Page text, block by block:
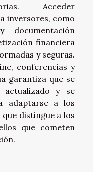
Acceder
inversores, como
documentación
financiera
y seguras.
conferencias y
garantiza que se
actualizado y se
adaptarse a los
distingue a los
que cometen